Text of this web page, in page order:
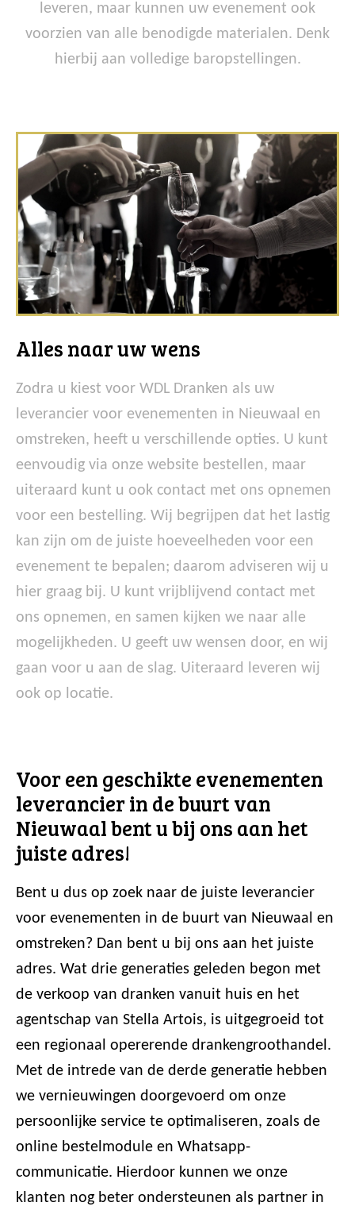
leveren, maar kunnen uw evenement ook
voorzien van alle benodigde materialen. Denk
hierbij aan volledige baropstellingen.
Alles naar uw wens
Zodra u kiest voor WDL Dranken als uw
leverancier voor evenementen in Nieuwaal en
omstreken, heeft u verschillende opties. U kunt
eenvoudig via onze website bestellen, maar
uiteraard kunt u ook contact met ons opnemen
voor een bestelling. Wij begrijpen dat het lastig
kan zijn om de juiste hoeveelheden voor een
evenement te bepalen; daarom adviseren wij u
hier graag bij. U kunt vrijblijvend contact met
ons opnemen, en samen kijken we naar alle
mogelijkheden. U geeft uw wensen door, en wij
gaan voor u aan de slag. Uiteraard leveren wij
ook op locatie.
Voor een geschikte evenementen
leverancier in de buurt van
Nieuwaal bent u bij ons aan het
juiste adres!
Bent u dus op zoek naar de juiste leverancier
voor evenementen in de buurt van Nieuwaal en
omstreken? Dan bent u bij ons aan het juiste
adres. Wat drie generaties geleden begon met
de verkoop van dranken vanuit huis en het
agentschap van Stella Artois, is uitgegroeid tot
een regionaal opererende drankengroothandel.
Met de intrede van de derde generatie hebben
we vernieuwingen doorgevoerd om onze
persoonlijke service te optimaliseren, zoals de
online bestelmodule en Whatsapp-
communicatie. Hierdoor kunnen we onze
klanten nog beter ondersteunen als partner in